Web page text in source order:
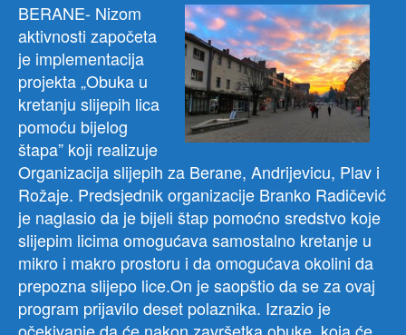
BERANE- Nizom
aktivnosti započeta
je implementacija
projekta „Obuka u
kretanju slijepih lica
pomoću bijelog
štapa” koji realizuje
Organizacija slijepih za Berane, Andrijevicu, Plav i
Rožaje. Predsjednik organizacije Branko Radičević
je naglasio da je bijeli štap pomoćno sredstvo koje
slijepim licima omogućava samostalno kretanje u
mikro i makro prostoru i da omogućava okolini da
prepozna slijepo lice.On je saopštio da se za ovaj
program prijavilo deset polaznika. Izrazio je